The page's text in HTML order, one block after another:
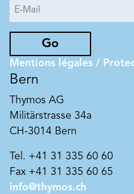
Go
Mentions légales /
Bern
Thymos AG
Militärstrasse 34a
CH-3014 Bern
Tel. +41 31 335 60 60
Fax +41 31 335 60 65
info@thymos.ch